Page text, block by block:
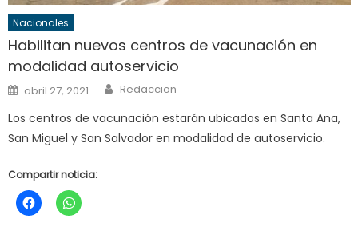
Nacionales
Habilitan nuevos centros de vacunación en
modalidad autoservicio
Posted
on
abril 27, 2021 Author
Redaccion
Los centros de vacunación estarán ubicados en Santa Ana,
San Miguel y San Salvador en modalidad de autoservicio.
Compartir noticia: